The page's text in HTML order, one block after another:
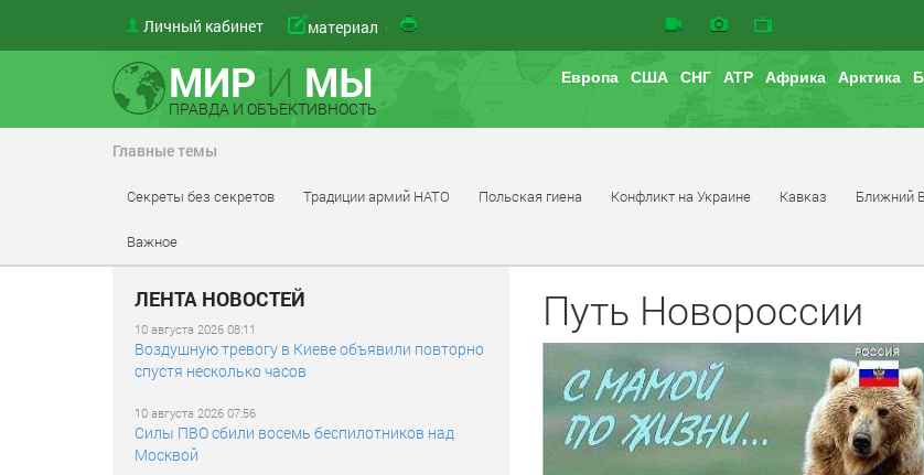
Личный кабинет материал
МИР И МЫ
ПРАВДА И ОБЪЕКТИВНОСТЬ
Европа США СНГ АТР Африка Арктика
Главные темы
Секреты без секретов Традиции армий НАТО Польская гиена Конфликт на Украине Кавказ Ближний
Важное
ЛЕНТА НОВОСТЕЙ
10 августа 2026 08:11
Воздушную тревогу в Киеве объявили повторно
спустя несколько часов
10 августа 2026 07:56
Силы ПВО сбили восемь беспилотников над
Москвой
Путь Новороссии